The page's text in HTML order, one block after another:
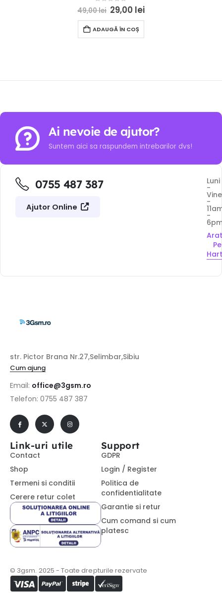
0out of 5
49,00lei 29,00 lei
ADAUGĂ ÎN COȘ
Ai nevoie de ajutor?
Suntem aici sa raspundem intrebarilor dvs!
0755 487 387
Ajutor Online
Luni
-
-
-
Pe
str. Pictor Brana Nr.27,Selimbar,Sibiu
Cum ajung
Email: office@3gsm.ro
Telefon: 0755 487 387
Link-uri utile
Contact
Shop
Termeni si conditii
Cerere retur colet
Support
GDPR
Login / Register
Politica de
confidentialitate
Garantie si retur
Cum comand si cum
platesc
© 3gsm. 2025 - Toate drepturile rezervate